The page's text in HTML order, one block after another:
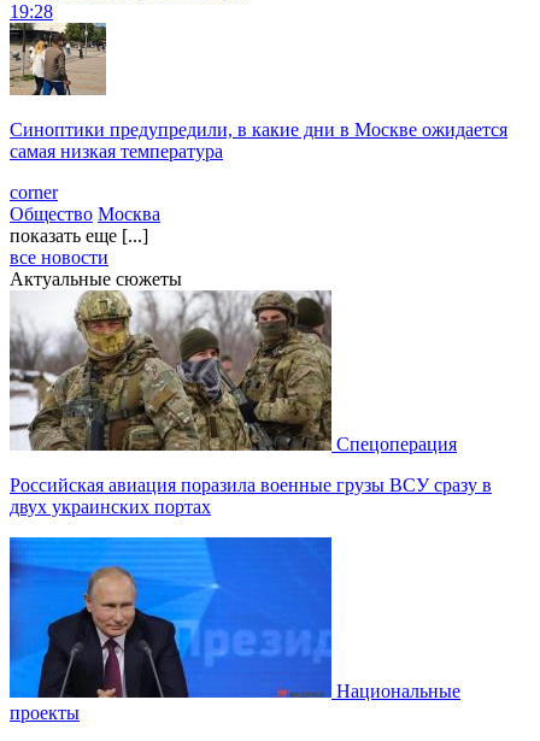
19:28
Синоптики предупредили, в какие дни в Москве ожидается
самая низкая температура
corner
Общество Москва
показать еще [...]
все новости
Актуальные сюжеты
Спецоперация
Российская авиация поразила военные грузы ВСУ сразу в
двух украинских портах
Национальные
проекты